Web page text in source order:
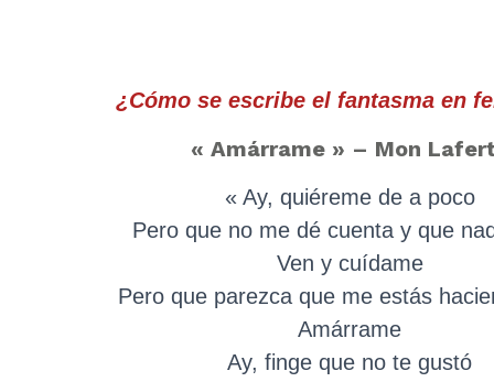
¿Cómo se escribe el fantasma en
« Amárrame » – Mon
« Ay, quiéreme de a poco
Pero que no me dé cuenta y que
Ven y cuídame
Pero que parezca que me estás
Amárrame
Ay, finge que no te gustó